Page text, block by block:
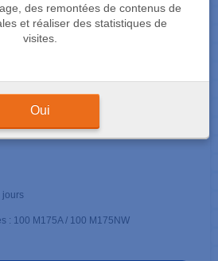
des remontées de contenus de
et réaliser des statistiques de
visites.
Oui
jours
: 100 M175A / 100 M175NW